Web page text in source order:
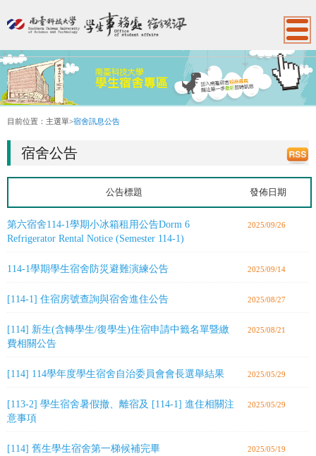
:::
目前位置： 主選單>宿舍訊息公告
宿舍公告
公告標題 發佈日期
第六宿舍114-1學期小冰箱租用公告Dorm 6
Refrigerator Rental Notice (Semester 114-1)
2025/09/26
114-1學期學生宿舍防災避難演練公告 2025/09/14
[114-1] 住宿房號查詢與宿舍進住公告 2025/08/27
[114] 新生(含轉學生/復學生)住宿申請中籤名單暨繳
費相關公告
2025/08/21
[114] 114學年度學生宿舍自治委員會會長選舉結果 2025/05/29
[113-2] 學生宿舍暑假撤、離宿及 [114-1] 進住相關注
意事項
2025/05/29
[114] 舊生學生宿舍第一梯候補完畢 2025/05/19